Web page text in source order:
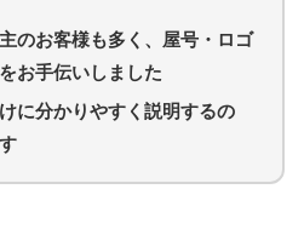
のお客様も多く、屋号・ロゴ
お手伝いしました
に分かりやすく説明するの